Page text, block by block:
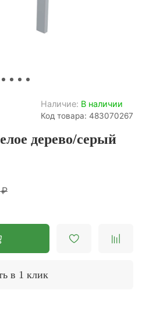
Наличие: В наличии
Код товара: 483070267
дерево/серый
₽
в 1 клик